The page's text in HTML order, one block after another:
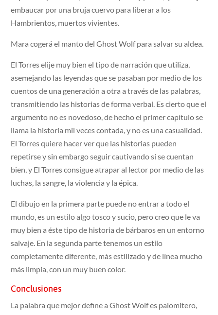
embaucar por una bruja cuervo para liberar a los
Hambrientos, muertos vivientes.
Mara cogerá el manto del Ghost Wolf para salvar su aldea.
El Torres elije muy bien el tipo de narración que utiliza,
asemejando las leyendas que se pasaban por medio de los
cuentos de una generación a otra a través de las palabras,
transmitiendo las historias de forma verbal. Es cierto que el
argumento no es novedoso, de hecho el primer capítulo se
llama la historia mil veces contada, y no es una casualidad.
El Torres quiere hacer ver que las historias pueden
repetirse y sin embargo seguir cautivando si se cuentan
bien, y El Torres consigue atrapar al lector por medio de las
luchas, la sangre, la violencia y la épica.
El dibujo en la primera parte puede no entrar a todo el
mundo, es un estilo algo tosco y sucio, pero creo que le va
muy bien a éste tipo de historia de bárbaros en un entorno
salvaje. En la segunda parte tenemos un estilo
completamente diferente, más estilizado y de línea mucho
más limpia, con un muy buen color.
Conclusiones
La palabra que mejor define a Ghost Wolf es palomitero,